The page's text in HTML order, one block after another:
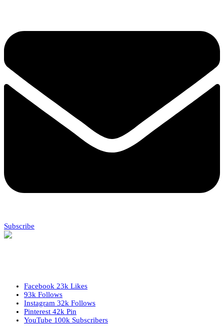
Subscribe
Facebook 23k Likes
93k Follows
Instagram 32k Follows
Pinterest 42k Pin
YouTube 100k Subscribers